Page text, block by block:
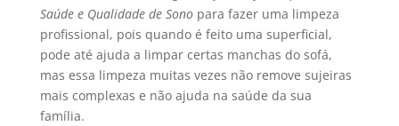
Saúde e Qualidade de Sonopara fazer uma limpeza
profissional, pois quando é feito uma superficial,
pode até ajuda a limpar certas manchas do sofá,
mas essa limpeza muitas vezes não remove sujeiras
mais complexas e não ajuda na saúde da sua
família.